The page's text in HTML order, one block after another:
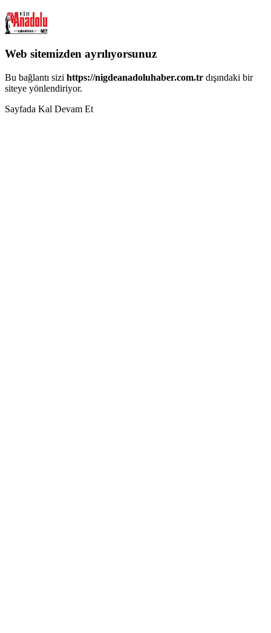
Web sitemizden ayrılıyorsunuz
Bu bağlantı sizi https://nigdeanadoluhaber.com.tr dışındaki bir
siteye yönlendiriyor.
Sayfada Kal Devam Et